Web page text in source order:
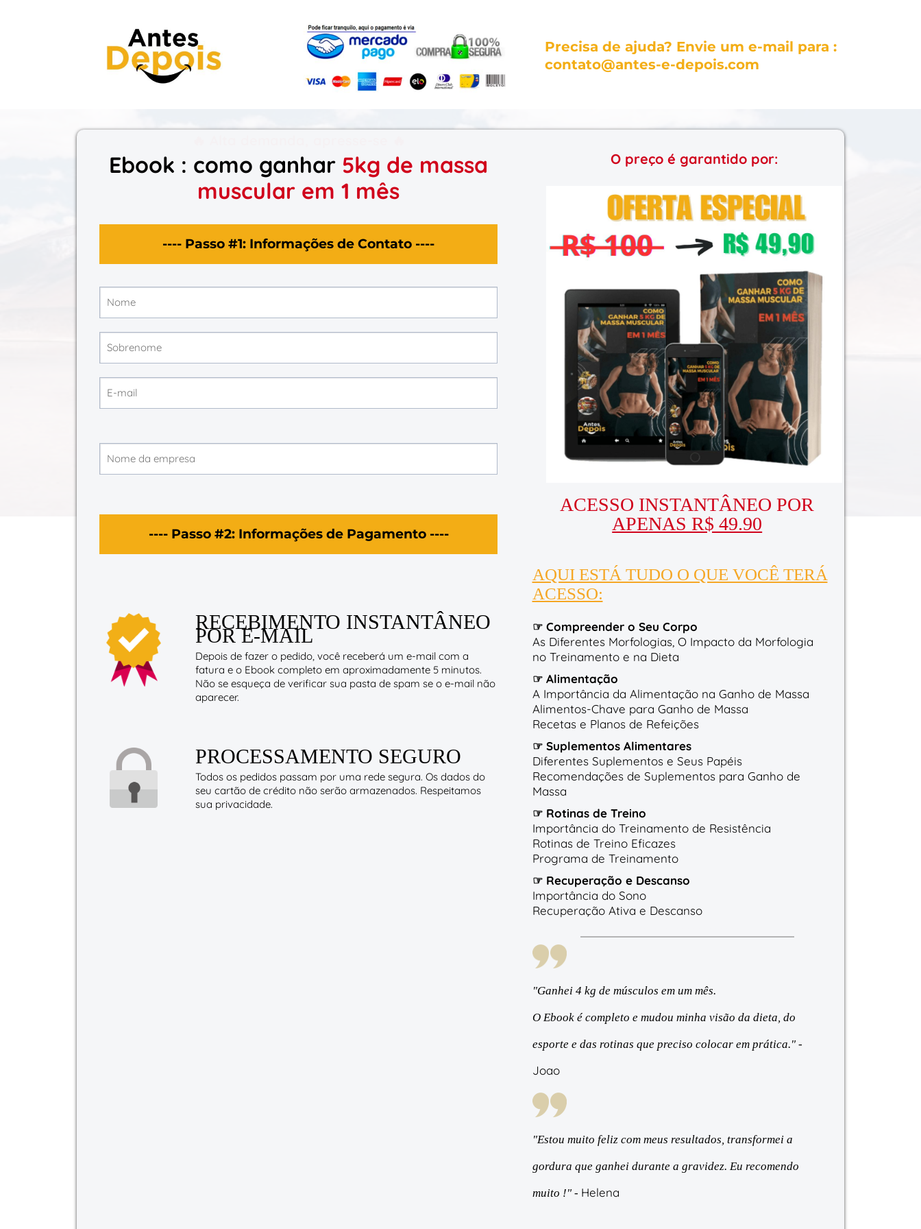
Precisa de ajuda? Envie um e-mail para :
contato@antes-e-depois.com
Ebook : como ganhar 5kg de massa
muscular em 1 mês
---- Passo #1: Informações de Contato ----
---- Passo #2: Informações de Pagamento ----
RECEBIMENTO INSTANTÂNEO
POR E-MAIL
Depois de fazer o pedido, você receberá um e-mail com a
fatura e o Ebook completo em aproximadamente 5 minutos.
Não se esqueça de verificar sua pasta de spam se o e-mail não
aparecer.
PROCESSAMENTO SEGURO
Todos os pedidos passam por uma rede segura. Os dados do
seu cartão de crédito não serão armazenados. Respeitamos
sua privacidade.
O preço é garantido por:
ACESSO INSTANTÂNEO POR
APENAS R$ 49.90
AQUI ESTÁ TUDO O QUE VOCÊ TERÁ
ACESSO:
☞ Compreender o Seu Corpo
As Diferentes Morfologias, O Impacto da Morfologia
no Treinamento e na Dieta
☞ Alimentação
A Importância da Alimentação na Ganho de Massa
Alimentos-Chave para Ganho de Massa
Recetas e Planos de Refeições
☞ Suplementos Alimentares
Diferentes Suplementos e Seus Papéis
Recomendações de Suplementos para Ganho de
Massa
☞ Rotinas de Treino
Importância do Treinamento de Resistência
Rotinas de Treino Eficazes
Programa de Treinamento
☞ Recuperação e Descanso
Importância do Sono
Recuperação Ativa e Descanso
"Ganhei 4 kg de músculos em um mês.
O Ebook é completo e mudou minha visão da dieta, do
esporte e das rotinas que preciso colocar em prática." -
Joao
"Estou muito feliz com meus resultados, transformei a
gordura que ganhei durante a gravidez. Eu recomendo
muito !" - Helena